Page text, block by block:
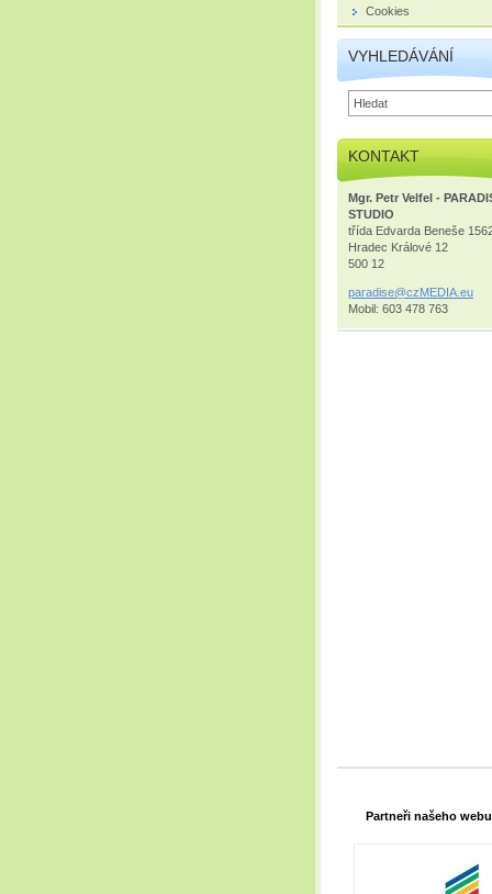
Cookies
VYHLEDÁVÁNÍ
KONTAKT
Mgr. Petr Velfel -
STUDIO
třída Edvarda Beneše
Hradec Králové 12
500 12
paradise@czMEDIA .eu
Mobil: 603 478 763
Partneři našeho